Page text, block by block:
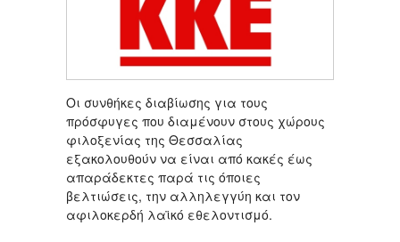
Οι συνθήκες διαβίωσης για τους
πρόσφυγες που διαμένουν στους χώρους
φιλοξενίας της Θεσσαλίας
εξακολουθούν να είναι από κακές έως
απαράδεκτες παρά τις όποιες
βελτιώσεις, την αλληλεγγύη και τον
αφιλοκερδή λαϊκό εθελοντισμό.